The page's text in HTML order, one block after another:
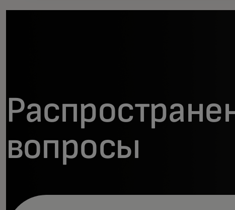
вопросы